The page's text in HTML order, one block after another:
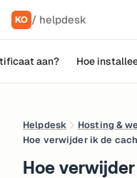
KO / helpdesk
aan? Hoe
Helpdesk
Hosting &
Hoe verwijder ik de
Hoe